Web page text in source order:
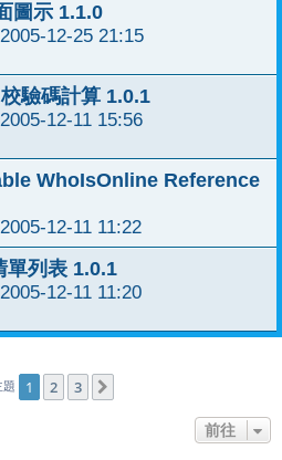
圖示 1.1.0
2005-12-25 21:15
驗碼計算 1.0.1
2005-12-11 15:56
WhoIsOnline Reference
2005-12-11 11:22
單列表 1.0.1
2005-12-11 11:20
題 1 2 3
前往